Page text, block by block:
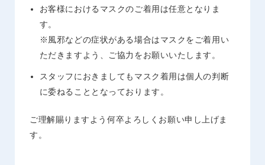
お客様におけるマスクのご着用は任意となりま
す。
※風邪などの症状がある場合はマスクをご着用い
ただきますよう、ご協力をお願いいたします。
スタッフにおきましてもマスク着用は個人の判断
に委ねることとなっております。
ご理解賜りますよう何卒よろしくお願い申し上げま
す。